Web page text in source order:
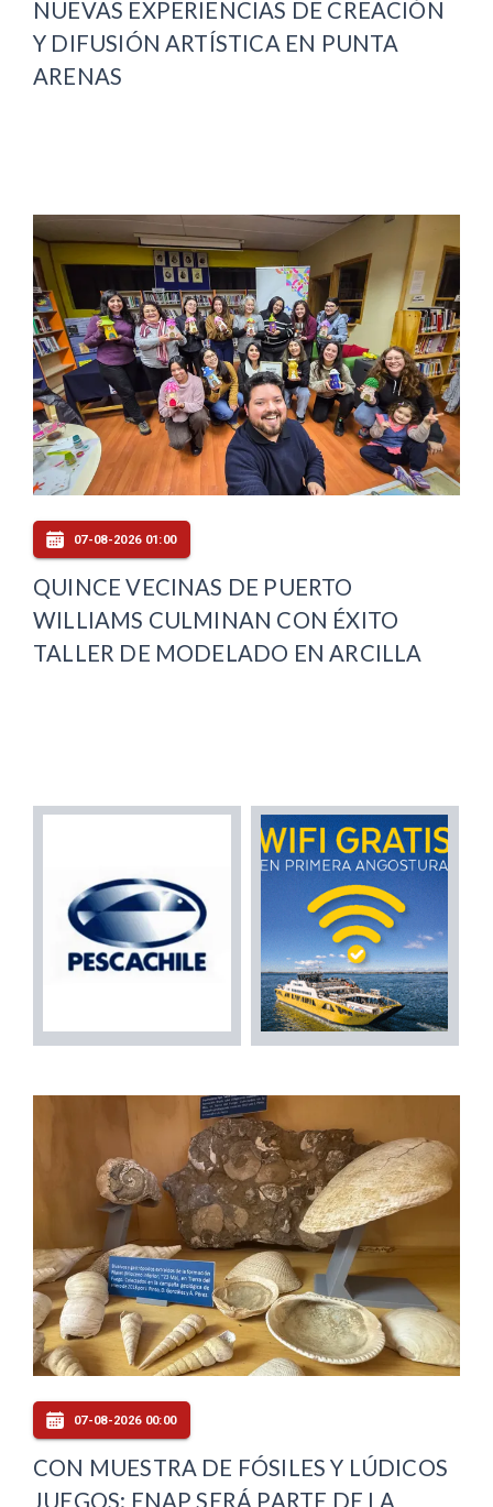
NUEVAS EXPERIENCIAS DE CREACIÓN
Y DIFUSIÓN ARTÍSTICA EN PUNTA
ARENAS
07-08-2026 01:00
QUINCE VECINAS DE PUERTO
WILLIAMS CULMINAN CON ÉXITO
TALLER DE MODELADO EN ARCILLA
07-08-2026 00:00
CON MUESTRA DE FÓSILES Y LÚDICOS
JUEGOS: ENAP SERÁ PARTE DE LA